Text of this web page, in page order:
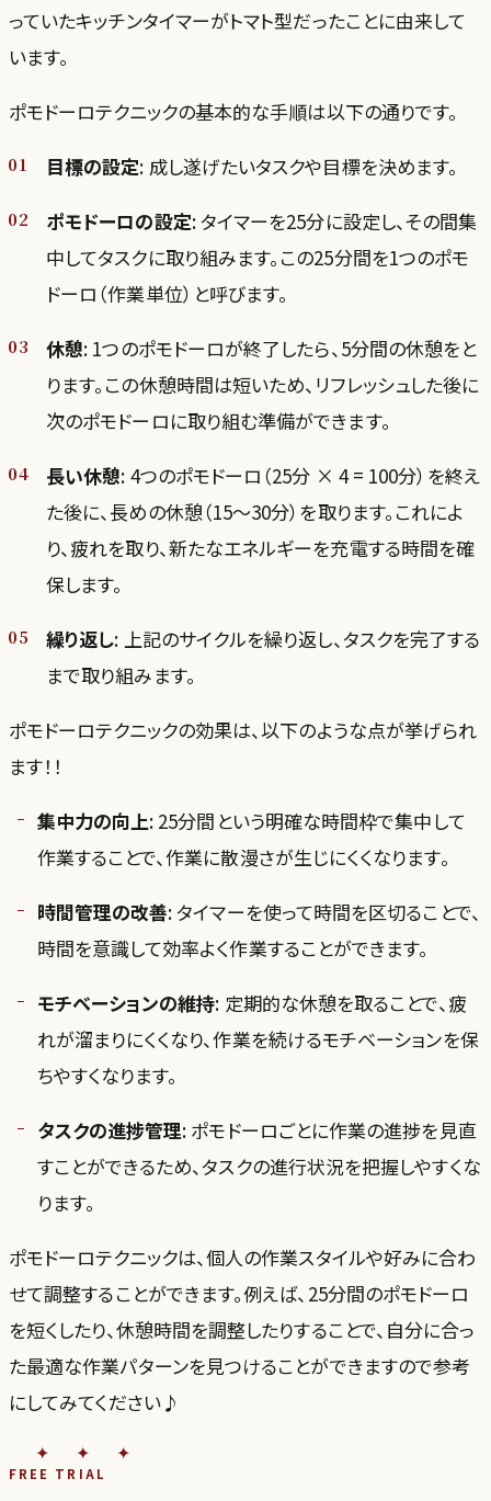
っていたキッチンタイマーがトマト型だったことに由来して
います。
ポモドーロテクニックの基本的な手順は以下の通りです。
目標の設定: 成し遂げたいタスクや目標を決めます。
ポモドーロの設定: タイマーを25分に設定し、その間集
中してタスクに取り組みます。この25分間を1つのポモ
ドーロ（作業単位）と呼びます。
休憩: 1つのポモドーロが終了したら、5分間の休憩をと
ります。この休憩時間は短いため、リフレッシュした後に
次のポモドーロに取り組む準備ができます。
長い休憩: 4つのポモドーロ（25分 × 4 = 100分）を終え
た後に、長めの休憩（15～30分）を取ります。これによ
り、疲れを取り、新たなエネルギーを充電する時間を確
保します。
繰り返し: 上記のサイクルを繰り返し、タスクを完了する
まで取り組みます。
ポモドーロテクニックの効果は、以下のような点が挙げられ
ます！！
集中力の向上: 25分間という明確な時間枠で集中して
作業することで、作業に散漫さが生じにくくなります。
時間管理の改善: タイマーを使って時間を区切ることで、
時間を意識して効率よく作業することができます。
モチベーションの維持: 定期的な休憩を取ることで、疲
れが溜まりにくくなり、作業を続けるモチベーションを保
ちやすくなります。
タスクの進捗管理: ポモドーロごとに作業の進捗を見直
すことができるため、タスクの進行状況を把握しやすくな
ります。
ポモドーロテクニックは、個人の作業スタイルや好みに合わ
せて調整することができます。例えば、25分間のポモドーロ
を短くしたり、休憩時間を調整したりすることで、自分に合っ
た最適な作業パターンを見つけることができますので参考
にしてみてください♪
✦✦✦
FREE TRIAL